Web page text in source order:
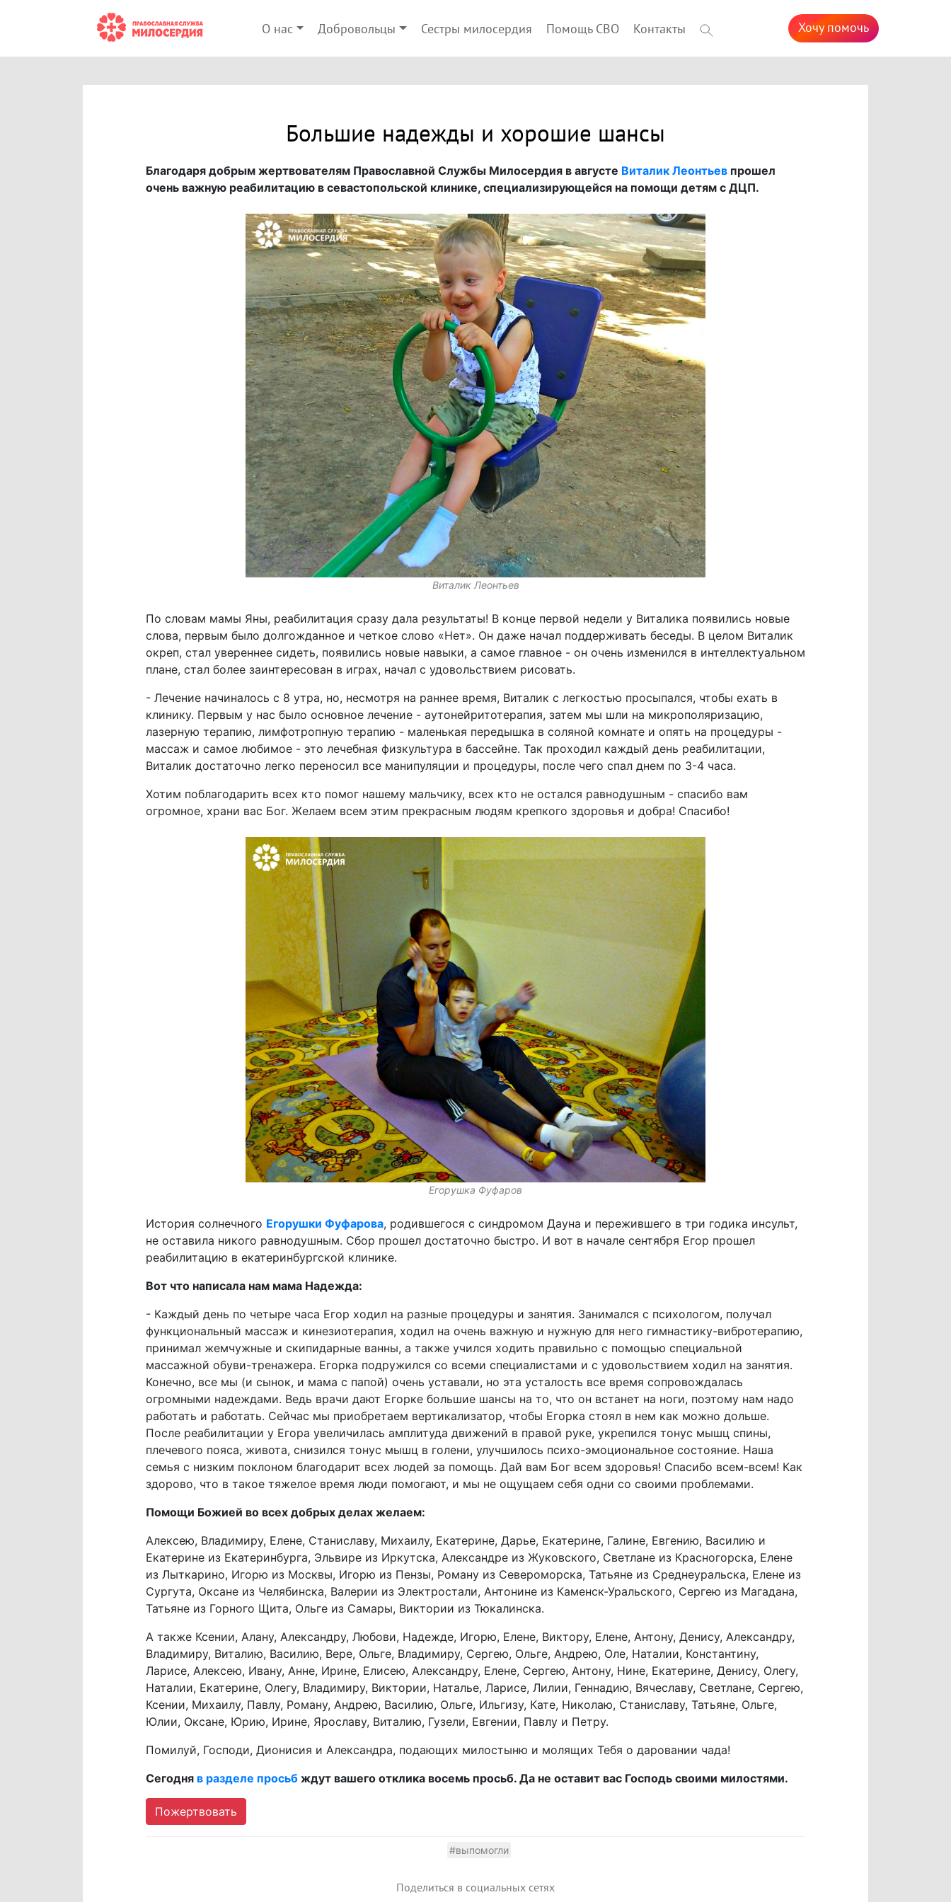
О нас Добровольцы Сестры милосердия Помощь СВО Контакты Хочу помочь
Большие надежды и хорошие шансы
Благодаря добрым жертвователям Православной Службы Милосердия в августе Виталик Леонтьевпрошел
очень важную реабилитацию в севастопольской клинике, специализирующейся на помощи детям с ДЦП.
Виталик Леонтьев
По словам мамы Яны, реабилитация сразу дала результаты! В конце первой недели у Виталика появились новые
слова, первым было долгожданное и четкое слово «Нет». Он даже начал поддерживать беседы. В целом Виталик
окреп, стал увереннее сидеть, появились новые навыки, а самое главное - он очень изменился в интеллектуальном
плане, стал более заинтересован в играх, начал с удовольствием рисовать.
- Лечение начиналось с 8 утра, но, несмотря на раннее время, Виталик с легкостью просыпался, чтобы ехать в
клинику. Первым у нас было основное лечение - аутонейритотерапия, затем мы шли на микрополяризацию,
лазерную терапию, лимфотропную терапию - маленькая передышка в соляной комнате и опять на процедуры -
массаж и самое любимое - это лечебная физкультура в бассейне. Так проходил каждый день реабилитации,
Виталик достаточно легко переносил все манипуляции и процедуры, после чего спал днем по 3-4 часа.
Хотим поблагодарить всех кто помог нашему мальчику, всех кто не остался равнодушным - спасибо вам
огромное, храни вас Бог. Желаем всем этим прекрасным людям крепкого здоровья и добра! Спасибо!
Егорушка Фуфаров
История солнечного Егорушки Фуфарова, родившегося с синдромом Дауна и пережившего в три годика инсульт,
не оставила никого равнодушным. Сбор прошел достаточно быстро. И вот в начале сентября Егор прошел
реабилитацию в екатеринбургской клинике.
Вот что написала нам мама Надежда:
- Каждый день по четыре часа Егор ходил на разные процедуры и занятия. Занимался с психологом, получал
функциональный массаж и кинезиотерапия, ходил на очень важную и нужную для него гимнастику-вибротерапию,
принимал жемчужные и скипидарные ванны, а также учился ходить правильно с помощью специальной
массажной обуви-тренажера. Егорка подружился со всеми специалистами и с удовольствием ходил на занятия.
Конечно, все мы (и сынок, и мама с папой) очень уставали, но эта усталость все время сопровождалась
огромными надеждами. Ведь врачи дают Егорке большие шансы на то, что он встанет на ноги, поэтому нам надо
работать и работать. Сейчас мы приобретаем вертикализатор, чтобы Егорка стоял в нем как можно дольше.
После реабилитации у Егора увеличилась амплитуда движений в правой руке, укрепился тонус мышц спины,
плечевого пояса, живота, снизился тонус мышц в голени, улучшилось психо-эмоциональное состояние. Наша
семья с низким поклоном благодарит всех людей за помощь. Дай вам Бог всем здоровья! Спасибо всем-всем! Как
здорово, что в такое тяжелое время люди помогают, и мы не ощущаем себя одни со своими проблемами.
Помощи Божией во всех добрых делах желаем:
Алексею, Владимиру, Елене, Станиславу, Михаилу, Екатерине, Дарье, Екатерине, Галине, Евгению, Василию и
Екатерине из Екатеринбурга, Эльвире из Иркутска, Александре из Жуковского, Светлане из Красногорска, Елене
из Лыткарино, Игорю из Москвы, Игорю из Пензы, Роману из Североморска, Татьяне из Среднеуральска, Елене из
Сургута, Оксане из Челябинска, Валерии из Электростали, Антонине из Каменск-Уральского, Сергею из Магадана,
Татьяне из Горного Щита, Ольге из Самары, Виктории из Тюкалинска.
А также Ксении, Алану, Александру, Любови, Надежде, Игорю, Елене, Виктору, Елене, Антону, Денису, Александру,
Владимиру, Виталию, Василию, Вере, Ольге, Владимиру, Сергею, Ольге, Андрею, Оле, Наталии, Константину,
Ларисе, Алексею, Ивану, Анне, Ирине, Елисею, Александру, Елене, Сергею, Антону, Нине, Екатерине, Денису, Олегу,
Наталии, Екатерине, Олегу, Владимиру, Виктории, Наталье, Ларисе, Лилии, Геннадию, Вячеславу, Светлане, Сергею,
Ксении, Михаилу, Павлу, Роману, Андрею, Василию, Ольге, Ильгизу, Кате, Николаю, Станиславу, Татьяне, Ольге,
Юлии, Оксане, Юрию, Ирине, Ярославу, Виталию, Гузели, Евгении, Павлу и Петру.
Помилуй, Господи, Дионисия и Александра, подающих милостыню и молящих Тебя о даровании чада!
Сегодня в разделе просьбждут вашего отклика восемь просьб. Да не оставит вас Господь своими милостями.
Пожертвовать
#выпомогли
Поделиться в социальных сетях